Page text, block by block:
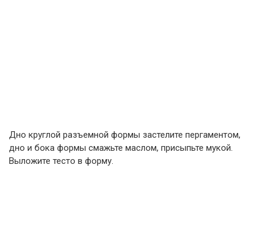
Дно круглой разъемной формы застелите пергаментом,
дно и бока формы смажьте маслом, присыпьте мукой.
Выложите тесто в форму.